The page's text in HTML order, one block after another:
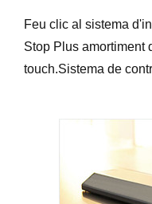
Feu clic al sistema
Stop Plus amortiment
touch.Sistema de